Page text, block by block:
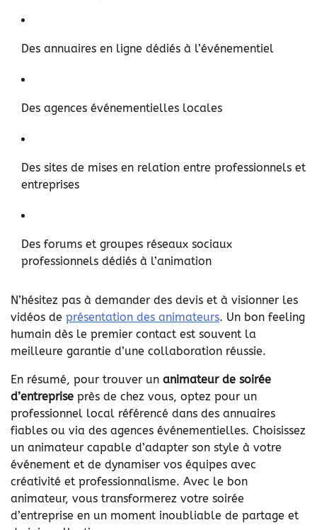
Des annuaires en ligne dédiés à l’événementiel
Des agences événementielles locales
Des sites de mises en relation entre professionnels et
entreprises
Des forums et groupes réseaux sociaux
professionnels dédiés à l’animation
N’hésitez pas à demander des devis et à visionner les
vidéos de présentation des animateurs. Un bon feeling
humain dès le premier contact est souvent la
meilleure garantie d’une collaboration réussie.
En résumé, pour trouver un animateur de soirée
d’entreprise près de chez vous, optez pour un
professionnel local référencé dans des annuaires
fiables ou via des agences événementielles. Choisissez
un animateur capable d’adapter son style à votre
événement et de dynamiser vos équipes avec
créativité et professionnalisme. Avec le bon
animateur, vous transformerez votre soirée
d’entreprise en un moment inoubliable de partage et